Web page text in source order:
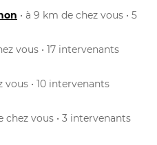
• à 9 km de chez vous • 5
vous • 17 intervenants
vous • 10 intervenants
chez vous • 3 intervenants